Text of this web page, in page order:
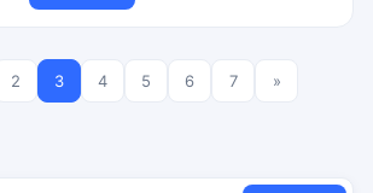
2 3 4 5 6 7 »